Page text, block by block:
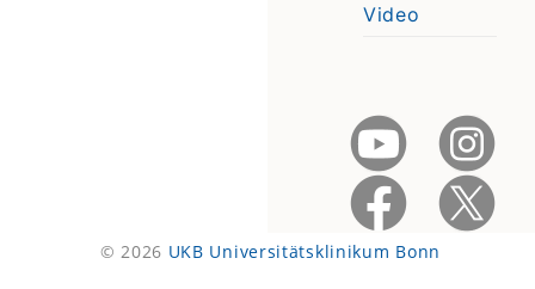
Video
© 2026 UKB Universitätsklinikum Bonn